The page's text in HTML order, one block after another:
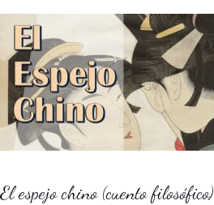
El espejo chino (cuento filosófico)